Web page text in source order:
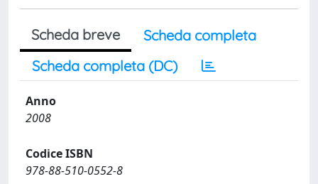
Scheda breve
Scheda completa
Scheda completa (DC)
Anno
2008
Codice ISBN
978-88-510-0552-8